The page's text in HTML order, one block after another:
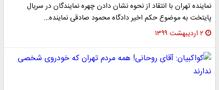
نماینده تهران با انتقاد از نحوه نشان دادن چهره نمایندگان در سریال
پایتخت به موضوع حکم اخیر دادگاه محمود صادقی نماینده…
۲ اردیبهشت ۱۳۹۹